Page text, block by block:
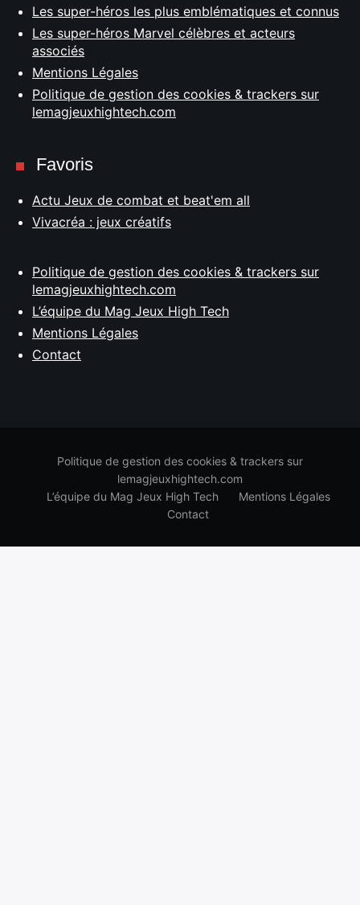
Les super-héros les plus emblématiques et connus
Les super-héros Marvel célèbres et acteurs
associés
Mentions Légales
Politique de gestion des cookies & trackers sur
lemagjeuxhightech.com
Favoris
Actu Jeux de combat et beat'em all
Vivacréa : jeux créatifs
Politique de gestion des cookies & trackers sur
lemagjeuxhightech.com
L’équipe du Mag Jeux High Tech
Mentions Légales
Contact
Politique de gestion des cookies & trackers sur
lemagjeuxhightech.com
L’équipe du Mag Jeux High Tech
Mentions Légales
Contact